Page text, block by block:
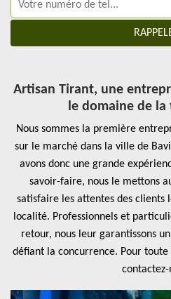
Artisan Tirant, une
le domaine de
Nous sommes la première
sur le marché dans la ville de
avons donc une grande
savoir-faire, nous le mettons
satisfaire les attentes des clients
localité. Professionnels et
retour, nous leur garantissons
défiant la concurrence. Pour
contactez-